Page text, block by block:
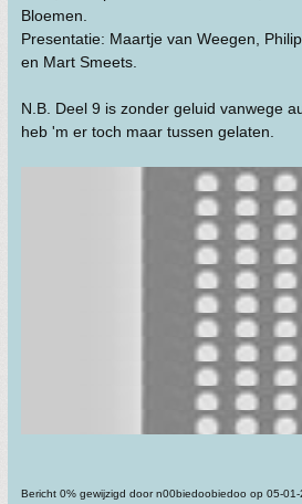
Bloemen.
Presentatie: Maartje van Weegen,
en Mart Smeets.
N.B. Deel 9 is zonder geluid vanwege
heb 'm er toch maar tussen gelaten.
Bericht 0% gewijzigd door n00biedoobiedoo op 05-